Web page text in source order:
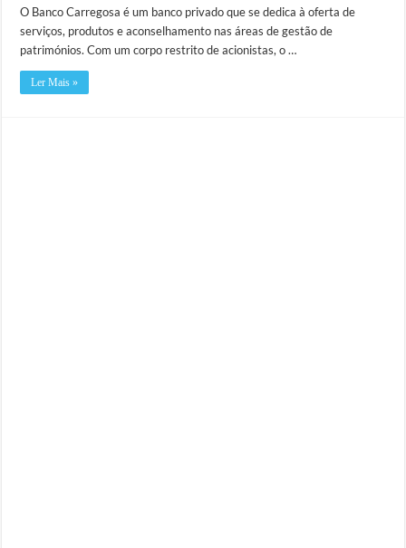
O Banco Carregosa é um banco privado que se dedica à oferta de
serviços, produtos e aconselhamento nas áreas de gestão de
patrimónios. Com um corpo restrito de acionistas, o …
Ler Mais »